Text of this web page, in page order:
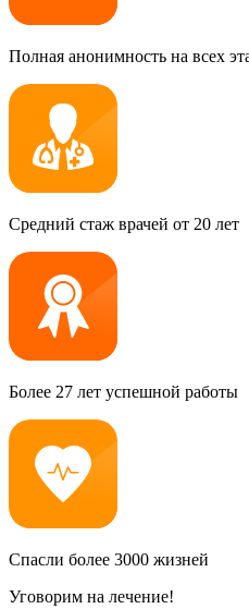
Полная анонимность на всех
Средний стаж врачей от 20 лет
Более 27 лет успешной работы
Спасли более 3000 жизней
Уговорим на лечение!